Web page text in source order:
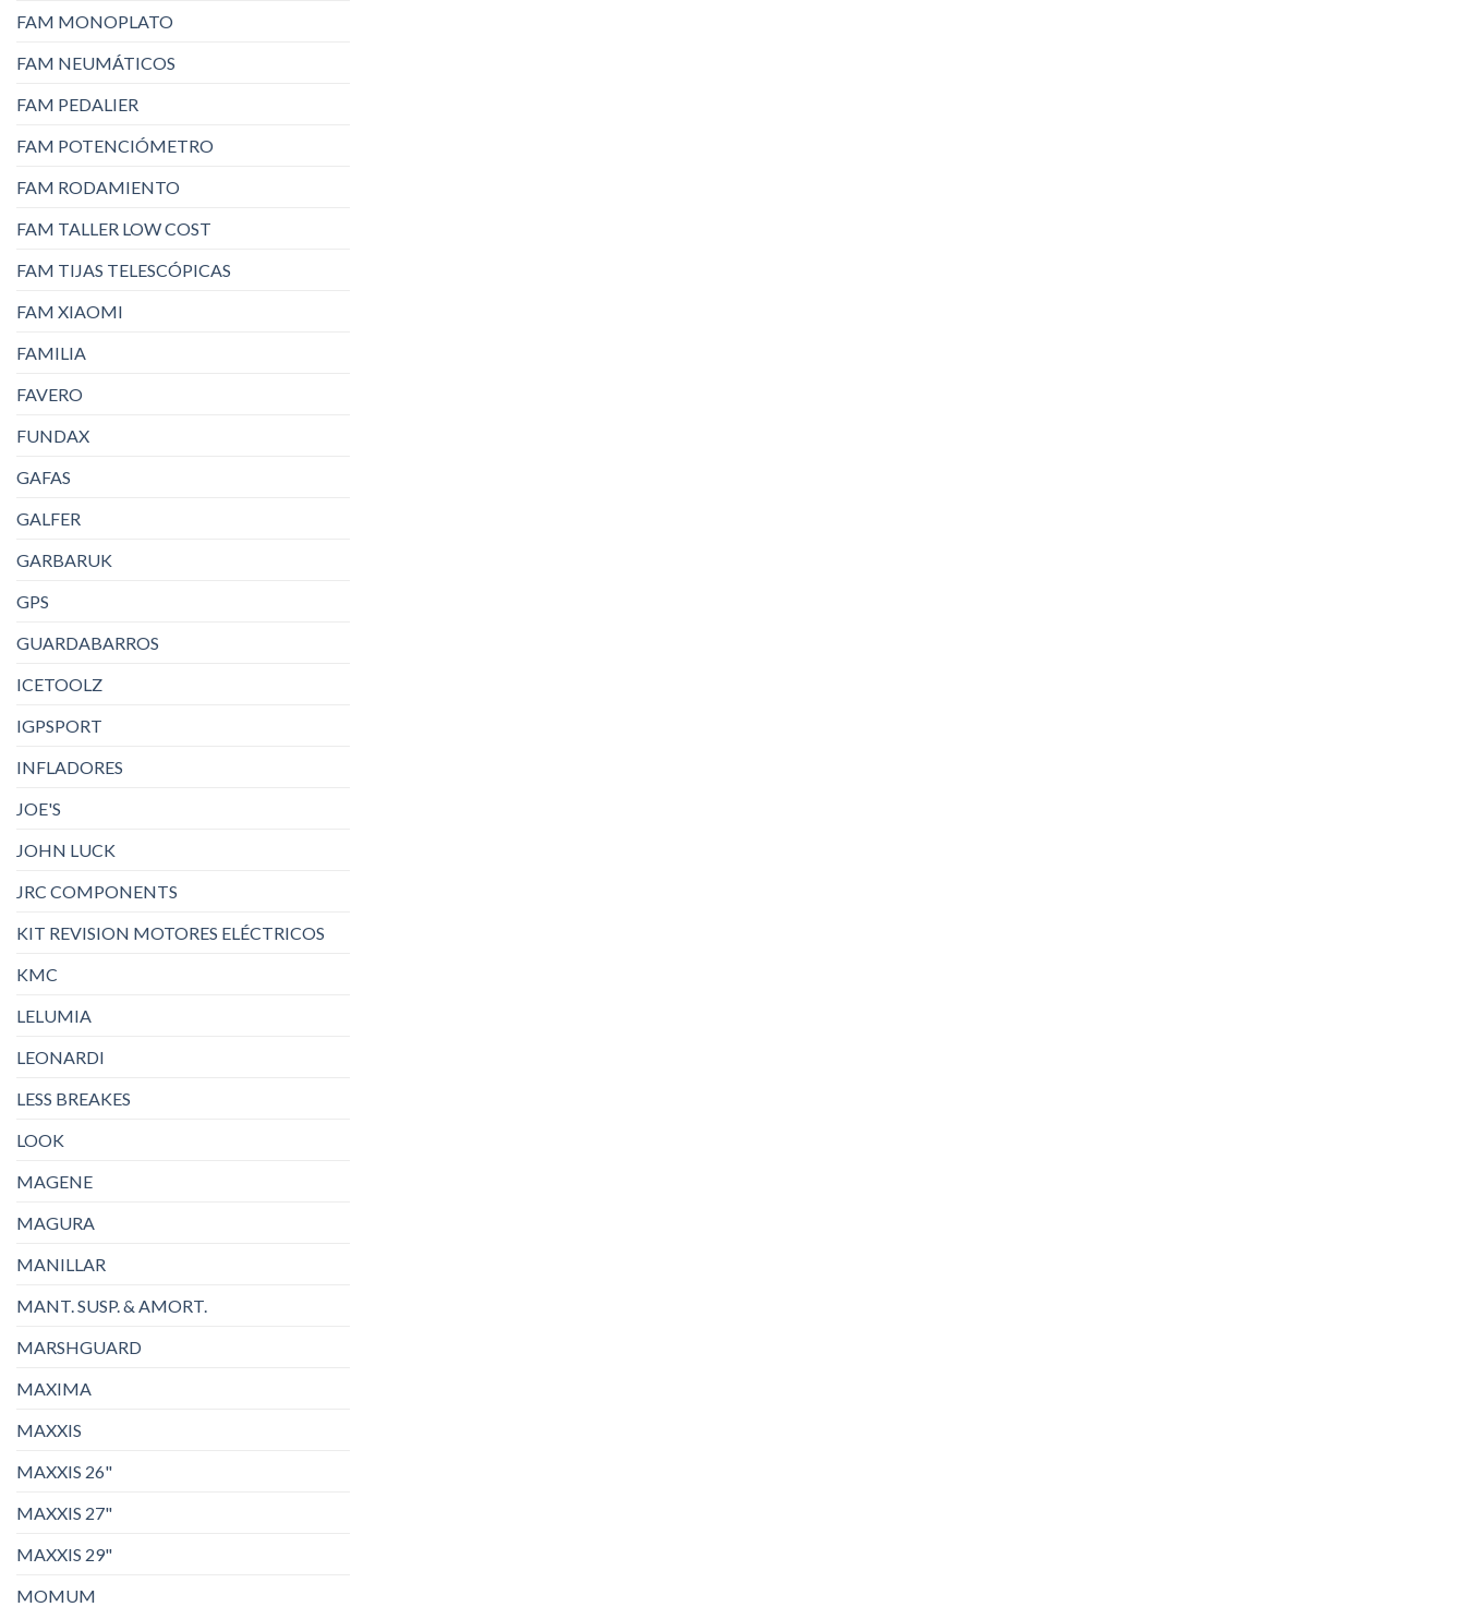
FAM MONOPLATO
FAM NEUMÁTICOS
FAM PEDALIER
FAM POTENCIÓMETRO
FAM RODAMIENTO
FAM TALLER LOW COST
FAM TIJAS TELESCÓPICAS
FAM XIAOMI
FAMILIA
FAVERO
FUNDAX
GAFAS
GALFER
GARBARUK
GPS
GUARDABARROS
ICETOOLZ
IGPSPORT
INFLADORES
JOE'S
JOHN LUCK
JRC COMPONENTS
KIT REVISION MOTORES ELÉCTRICOS
KMC
LELUMIA
LEONARDI
LESS BREAKES
LOOK
MAGENE
MAGURA
MANILLAR
MANT. SUSP. & AMORT.
MARSHGUARD
MAXIMA
MAXXIS
MAXXIS 26"
MAXXIS 27"
MAXXIS 29"
MOMUM